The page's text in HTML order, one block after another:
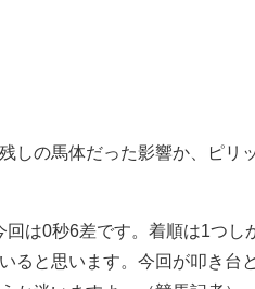
しの馬体だった影響か、ピリ
は0秒6差です。着順は1つし
ると思います。今回が叩き台